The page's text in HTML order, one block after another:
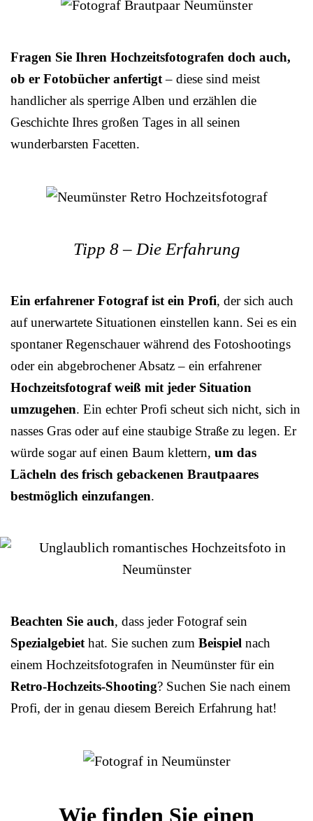
Fragen Sie Ihren Hochzeitsfotografen doch auch,
ob er Fotobücher anfertigt– diese sind meist
handlicher als sperrige Alben und erzählen die
Geschichte Ihres großen Tages in all seinen
wunderbarsten Facetten.
Tipp 8 – Die Erfahrung
Ein erfahrener Fotograf ist ein Profi, der sich auch
auf unerwartete Situationen einstellen kann. Sei es ein
spontaner Regenschauer während des Fotoshootings
oder ein abgebrochener Absatz – ein erfahrener
Hochzeitsfotograf weiß mit jeder Situation
umzugehen. Ein echter Profi scheut sich nicht, sich in
nasses Gras oder auf eine staubige Straße zu legen. Er
würde sogar auf einen Baum klettern, um das
Lächeln des frisch gebackenen Brautpaares
bestmöglich einzufangen.
Beachten Sie auch, dass jeder Fotograf sein
Spezialgebiet hat. Sie suchen zum Beispiel nach
einem Hochzeitsfotografen in Neumünster für ein
Retro-Hochzeits-Shooting? Suchen Sie nach einem
Profi, der in genau diesem Bereich Erfahrung hat!
Wie finden Sie einen